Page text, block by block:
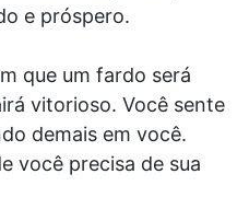
e próspero.
que um fardo será
vitorioso. Você sente
demais em você.
você precisa de sua